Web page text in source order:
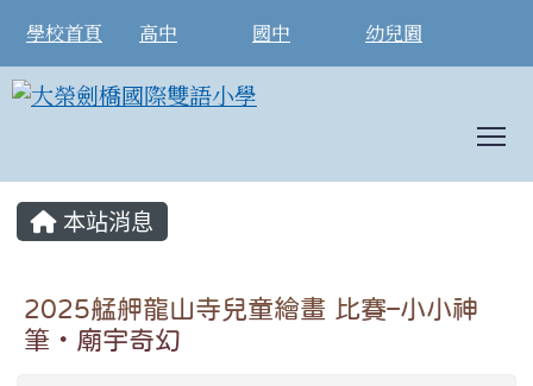
學校首頁 高中 國中 幼兒園
本站消息
2025艋舺龍山寺兒童繪畫 比賽–小小神
筆‧廟宇奇幻